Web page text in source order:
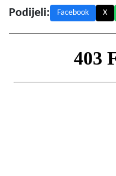
Podijeli: Facebook X